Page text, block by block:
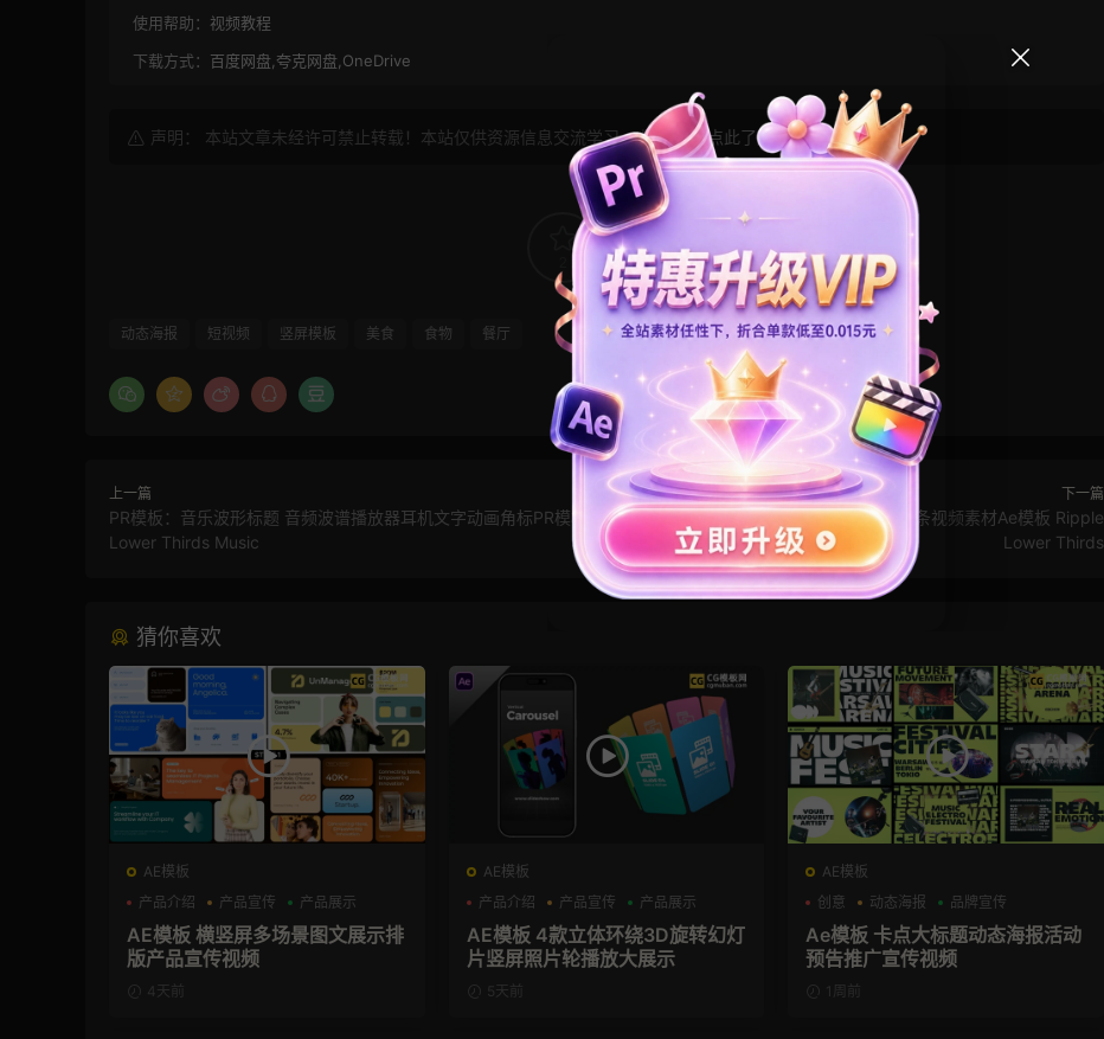
使用帮助： 视频教程
下载方式： 百度网盘,夸克网盘,OneDrive
声明： 本站文章未经许可禁止转载！本站仅供资源信息交流学习， 版权说明点此了解！
0
动态海报 短视频 竖屏模板 美食 食物 餐厅
上一篇
PR模板：音乐波形标题 音频波谱播放器耳机文字动画角标PR模板
Lower Thirds Music
下一篇
AE模板：弹跳字幕条 干净简约商务字幕条视频素材Ae模板 Ripple
Lower Thirds
猜你喜欢
AE模板
产品介绍
产品宣传 产品展示
AE模板 横竖屏多场景图文展示排
版产品宣传视频
4天前
AE模板
产品介绍
产品宣传 产品展示
AE模板 4款立体环绕3D旋转幻灯
片竖屏照片轮播放大展示
5天前
AE模板
创意
动态海报 品牌宣传
Ae模板 卡点大标题动态海报活动
预告推广宣传视频
1周前